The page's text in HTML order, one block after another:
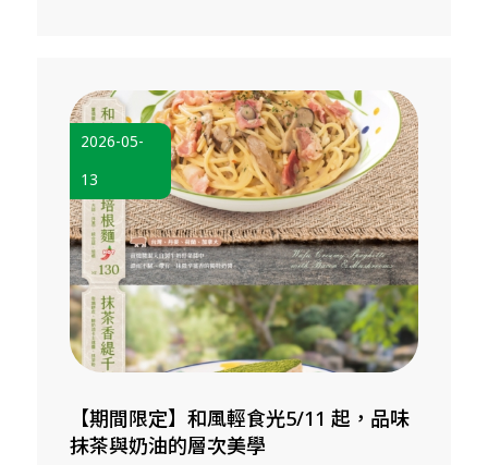
【期間限定】和風輕食光5/11 起，品味
抹茶與奶油的層次美學
2026-05-
13